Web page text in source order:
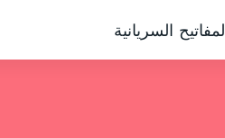
السريانية